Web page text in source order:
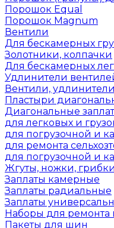
Порошок Equal
Порошок Magnum
Вентили
Для бескамерных
Золотники, колпачки
Для бескамерных
Удлинители
Вентили,
Пластыри
Диагональные
для легковых и
для погрузочной и
для ремонта
для погрузочной и
Жгуты, ножки, грибки
Заплаты камерные
Заплаты радиальные
Заплаты
Наборы для
Пакеты для шин